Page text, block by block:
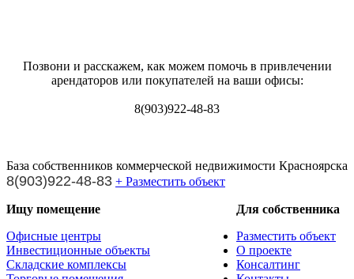
Позвони и расскажем, как можем помочь в привлечении
арендаторов или покупателей на ваши офисы:
8(903)922-48-83
База собственников коммерческой недвижимости Красноярска
8(903)922-48-83 + Разместить объект
Ищу помещение
Офисные центры
Инвестиционные объекты
Складские комплексы
Для собственника
Разместить объект
О проекте
Консалтинг